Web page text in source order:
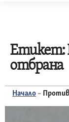
Етикет:
отбрана
Начало –